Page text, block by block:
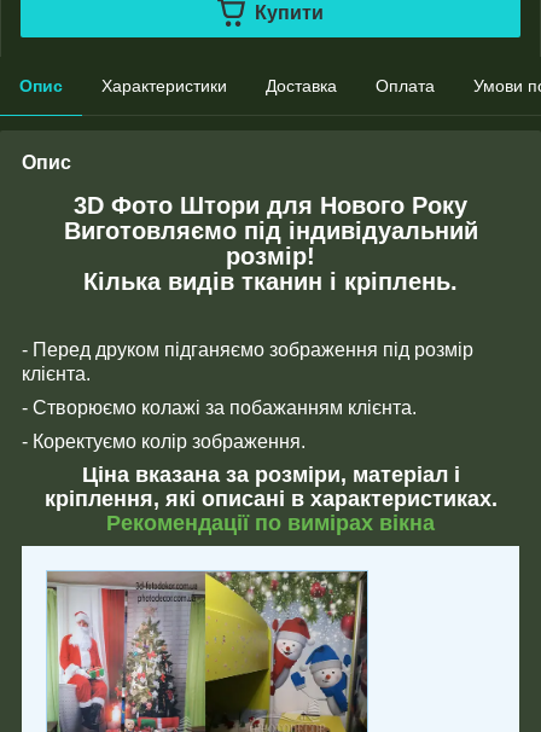
Купити
Опис Характеристики Доставка Оплата Умови
Опис
3D Фото Штори для Нового Року
Виготовляємо під індивідуальний
розмір!
Кілька видів тканин і кріплень.
- Перед друком підганяємо зображення під розмір
клієнта.
- Створюємо колажі за побажанням клієнта.
- Коректуємо колір зображення.
Ціна вказана за розміри, матеріал і
кріплення, які описані в характеристиках.
Рекомендації по вимірах вікна